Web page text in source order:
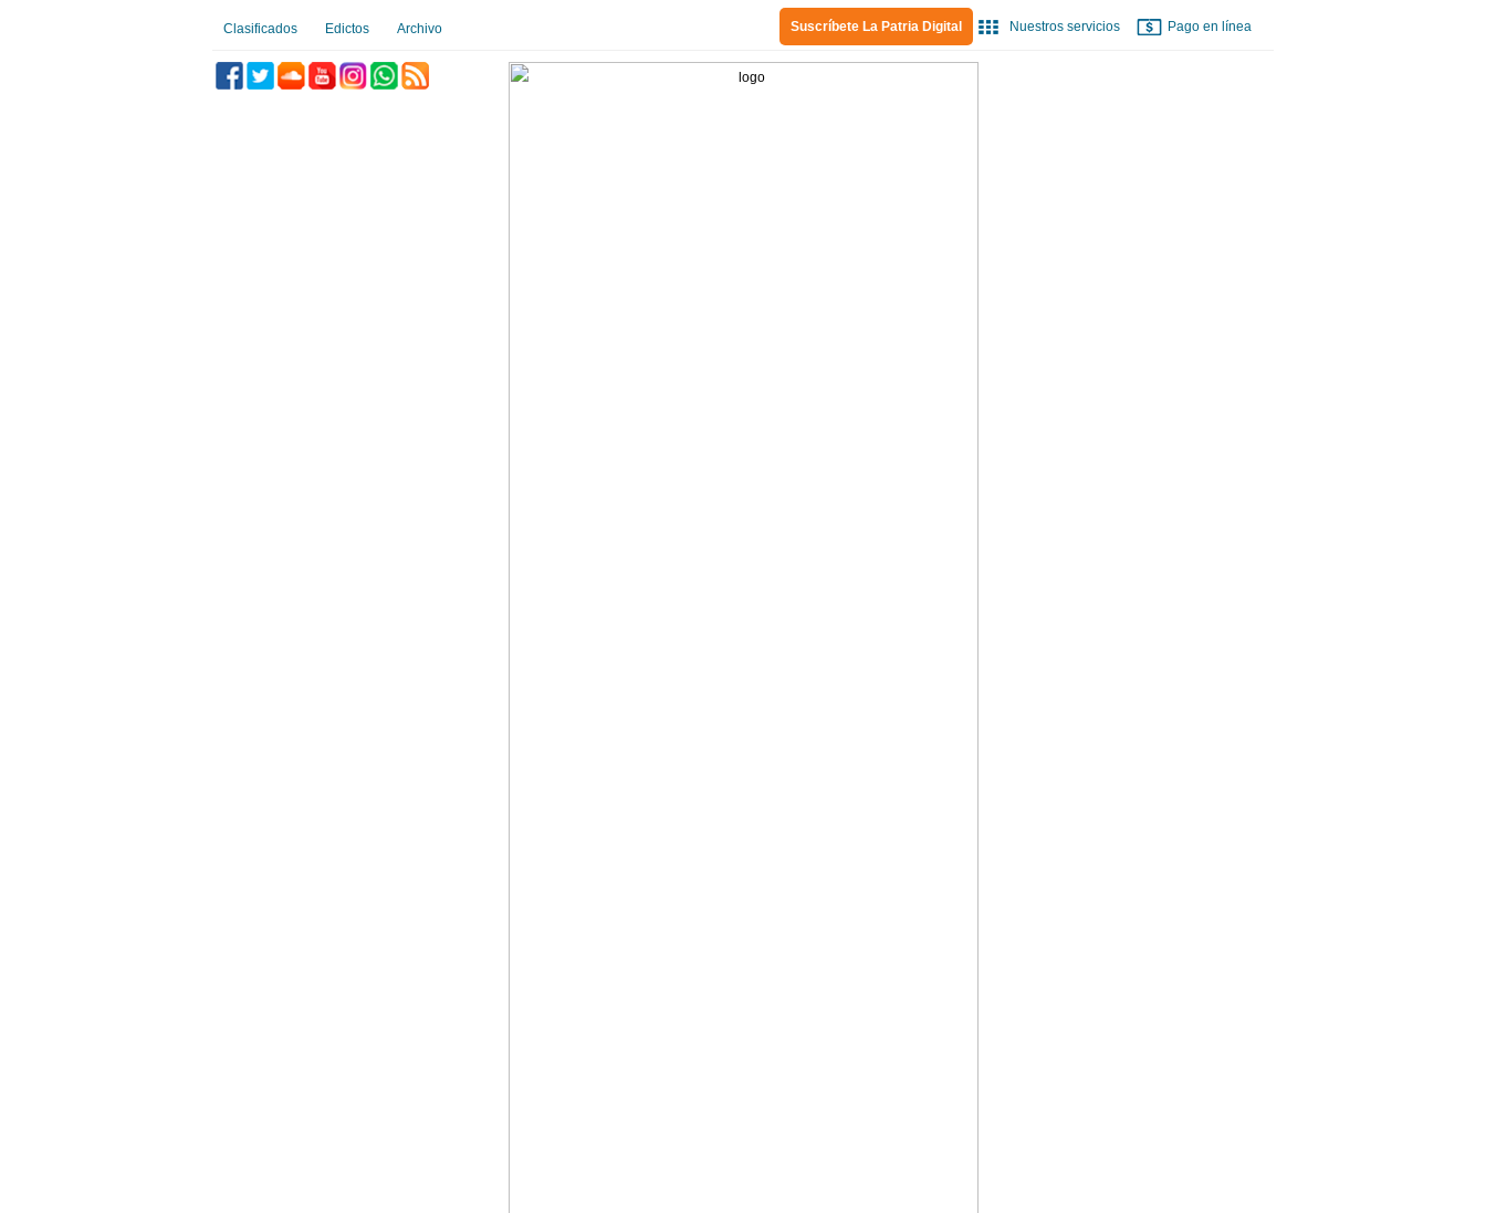
Clasificados Edictos Archivo Suscríbete La Patria Digital Nuestros servicios Pago en línea